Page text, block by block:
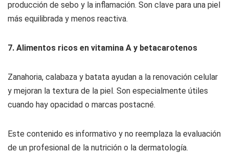
producción de sebo y la inflamación. Son clave para una piel
más equilibrada y menos reactiva.
7. Alimentos ricos en vitamina A y betacarotenos
Zanahoria, calabaza y batata ayudan a la renovación celular
y mejoran la textura de la piel. Son especialmente útiles
cuando hay opacidad o marcas postacné.
Este contenido es informativo y no reemplaza la evaluación
de un profesional de la nutrición o la dermatología.